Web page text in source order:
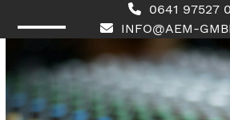
0641 97527 0
INFO@AEM-
mobile
menu
mobile
menu